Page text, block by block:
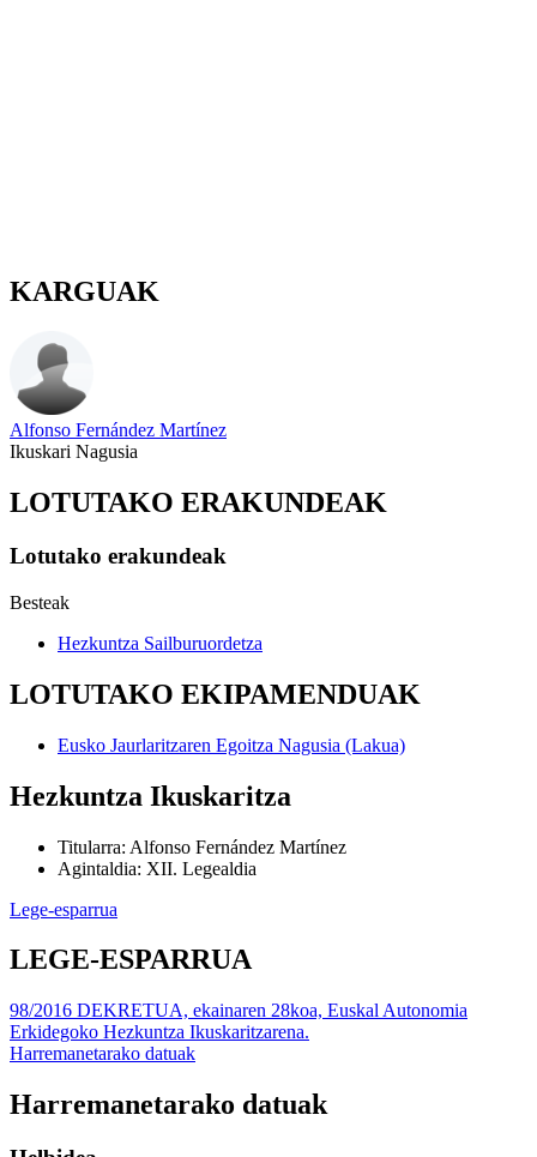
KARGUAK
Alfonso Fernández Martínez
Ikuskari Nagusia
LOTUTAKO ERAKUNDEAK
Lotutako erakundeak
Besteak
Hezkuntza Sailburuordetza
LOTUTAKO EKIPAMENDUAK
Eusko Jaurlaritzaren Egoitza Nagusia (Lakua)
Hezkuntza Ikuskaritza
Titularra: Alfonso Fernández Martínez
Agintaldia: XII. Legealdia
Lege-esparrua
LEGE-ESPARRUA
98/2016 DEKRETUA, ekainaren 28koa, Euskal Autonomia
Erkidegoko Hezkuntza Ikuskaritzarena.
Harremanetarako datuak
Harremanetarako datuak